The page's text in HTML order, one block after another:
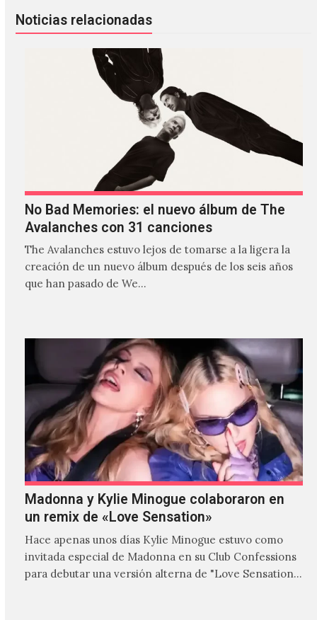
Noticias relacionadas
No Bad Memories: el nuevo álbum de The
Avalanches con 31 canciones
The Avalanches estuvo lejos de tomarse a la ligera la
creación de un nuevo álbum después de los seis años
que han pasado de We…
Madonna y Kylie Minogue colaboraron en
un remix de «Love Sensation»
Hace apenas unos días Kylie Minogue estuvo como
invitada especial de Madonna en su Club Confessions
para debutar una versión alterna de "Love Sensation",